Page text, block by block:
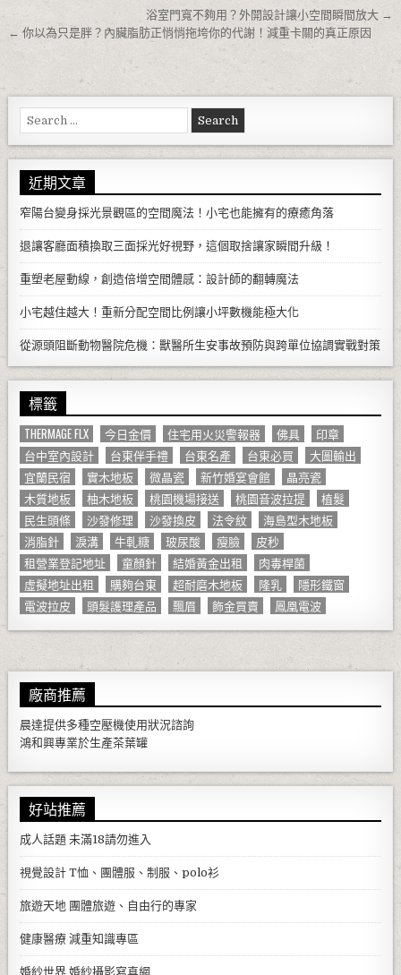
文章導覽
浴室門寬不夠用？外開設計讓小空間瞬間放大 →
← 你以為只是胖？內臟脂肪正悄悄拖垮你的代謝！減重卡關的真正原因
Search for:
近期文章
窄陽台變身採光景觀區的空間魔法！小宅也能擁有的療癒角落
退讓客廳面積換取三面採光好視野，這個取捨讓家瞬間升級！
重塑老屋動線，創造倍增空間體感：設計師的翻轉魔法
小宅越住越大！重新分配空間比例讓小坪數機能極大化
從源頭阻斷動物醫院危機：獸醫所生安事故預防與跨單位協調實戰對策
標籤
THERMAGE FLX 今日金價 住宅用火災警報器 佛具
印章
台中室內設計
台東伴手禮 台東名產 台東必買
大圖輸出
宜蘭民宿
實木地板 微晶瓷 新竹婚宴會館
晶亮瓷
木質地板
柚木地板 桃園機場接送 桃園音波拉提
植髮
民生頭條
沙發修理 沙發換皮 法令紋
海島型木地板
消脂針
淚溝 牛軋糖 玻尿酸 瘦臉
皮秒
租營業登記地址
童顏針 結婚黃金出租
肉毒桿菌
虛擬地址出租
購夠台東 超耐磨木地板 隆乳
隱形鐵窗
電波拉皮
頭髮護理產品 飄眉 飾金買賣 鳳凰電波
廠商推薦
晨達提供多種空壓機使用狀況諮詢
鴻和興專業於生產茶葉罐
好站推薦
成人話題 未滿18請勿進入
視覺設計 T恤、團體服、制服、polo衫
旅遊天地 團體旅遊、自由行的專家
健康醫療 減重知識專區
婚紗世界 婚紗攝影寫真網